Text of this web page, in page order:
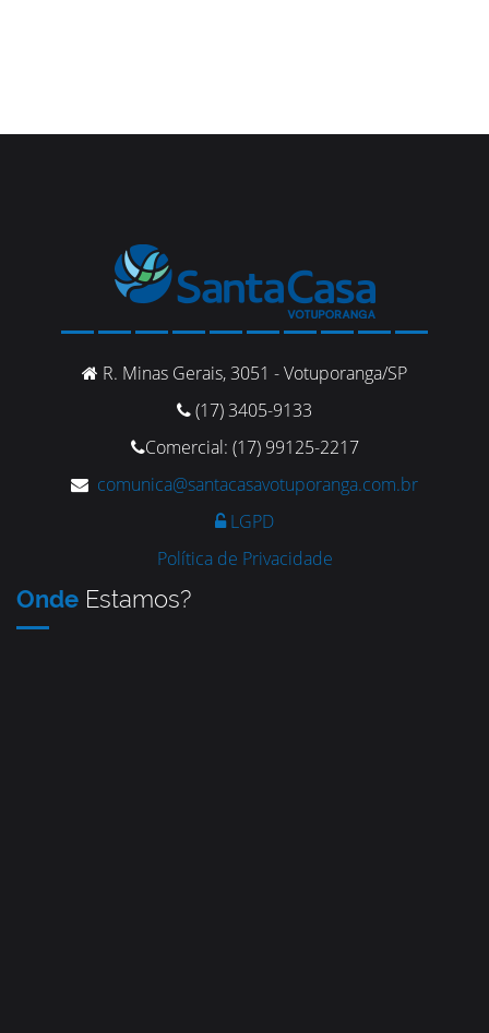
R. Minas Gerais, 3051 - Votuporanga/SP
(17) 3405-9133
Comercial: (17) 99125-2217
comunica@santacasavotuporanga.com.br
LGPD
Política de Privacidade
Onde Estamos?